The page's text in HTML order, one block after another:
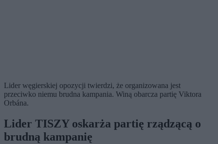
Lider węgierskiej opozycji twierdzi, że organizowana jest
przeciwko niemu brudna kampania. Winą obarcza partię Viktora
Orbána.
Lider TISZY oskarża partię rządzącą o
brudną kampanię